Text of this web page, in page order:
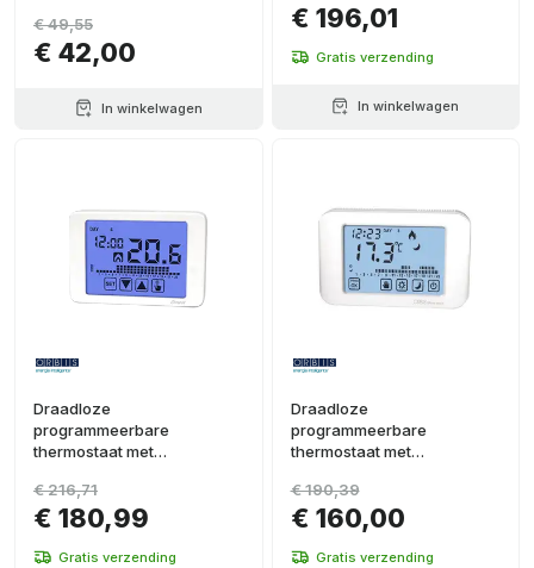
€ 42,00
€ 49,55
In winkelwagen
€ 196,01
Gratis verzending
In winkelwagen
Draadloze
programmeerbare
thermostaat met
CHRONOS
€ 180,99
€ 216,71
Gratis verzending
Draadloze
programmeerbare
thermostaat met
TOUCH
€ 160,00
€ 190,39
Gratis verzending